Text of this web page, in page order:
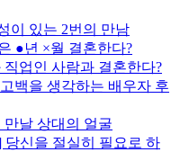
이 있는 2번의 만남
●년 ×월 결혼한다?
업인 사람과 결혼한다?
백을 생각하는 배우자 후
날 상대의 얼굴
신을 절실히 필요로 하